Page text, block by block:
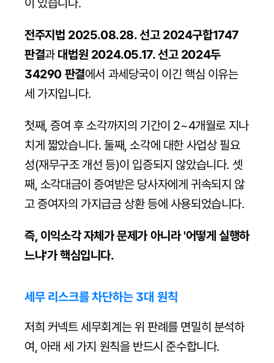
이 있습니다.
전주지법 2025.08.28. 선고 2024구합1747
판결과 대법원 2024.05.17. 선고 2024두
34290 판결에서 과세당국이 이긴 핵심 이유는
세 가지입니다.
첫째, 증여 후 소각까지의 기간이 2~4개월로 지나
치게 짧았습니다. 둘째, 소각에 대한 사업상 필요
성(재무구조 개선 등)이 입증되지 않았습니다. 셋
째, 소각대금이 증여받은 당사자에게 귀속되지 않
고 증여자의 가지급금 상환 등에 사용되었습니다.
즉, 이익소각 자체가 문제가 아니라 '어떻게 실행하
느냐'가 핵심입니다.
세무 리스크를 차단하는 3대 원칙
저희 커넥트 세무회계는 위 판례를 면밀히 분석하
여, 아래 세 가지 원칙을 반드시 준수합니다.